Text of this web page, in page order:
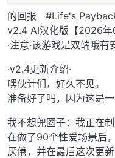
的回报 #Life's
v2.4 AI汉化版【2026年
·注意·该游戏是双端哦有
·v2.4更新介绍·
嘿伙计们，好久不见。
准备好了吗，因为这是
我不想兜圈子：我正在制
在做了90个性爱场景后
厌倦，并在最后这次更